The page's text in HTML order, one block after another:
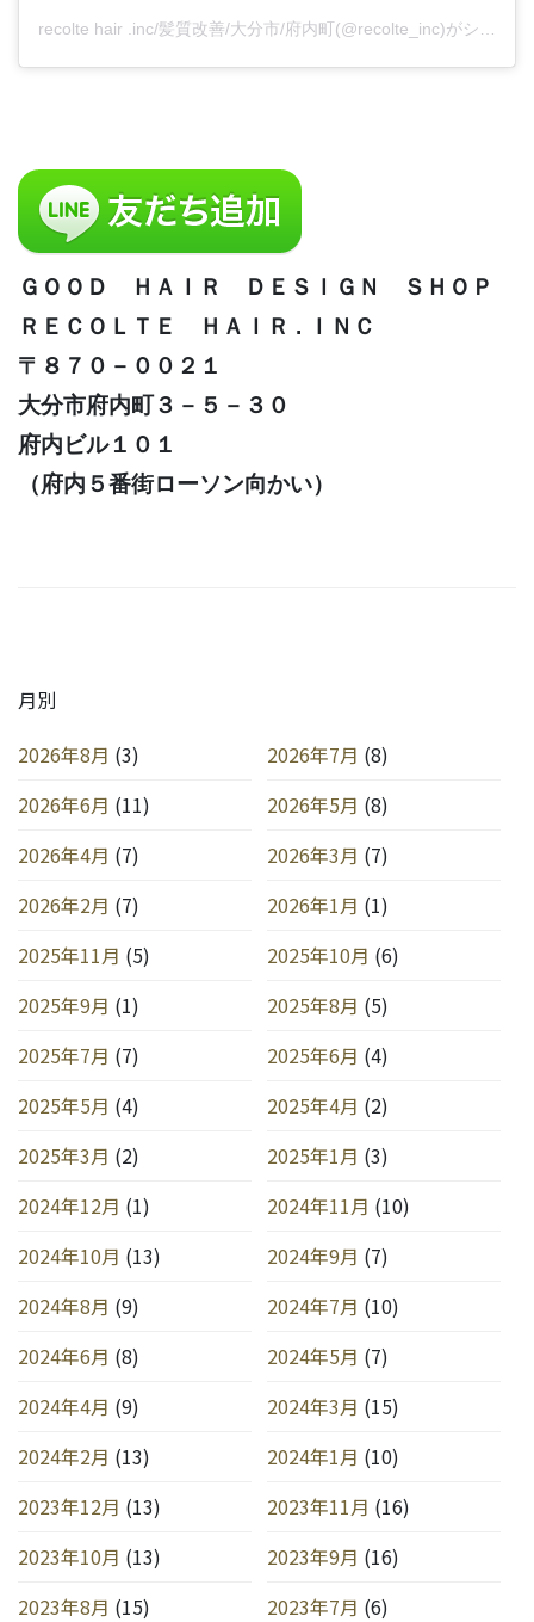
ＧＯＯＤ ＨＡＩＲ ＤＥＳＩＧＮ ＳＨＯＰ
ＲＥＣＯＬＴＥ ＨＡＩＲ . ＩＮＣ
〒８７０－００２１
大分市府内町３－５－３０
府内ビル１０１
（府内５番街ローソン向かい）
月別
2026年8月 (3) 2026年7月 (8)
2026年6月 (11) 2026年5月 (8)
2026年4月 (7) 2026年3月 (7)
2026年2月 (7) 2026年1月 (1)
2025年11月 (5) 2025年10月 (6)
2025年9月 (1) 2025年8月 (5)
2025年7月 (7) 2025年6月 (4)
2025年5月 (4) 2025年4月 (2)
2025年3月 (2) 2025年1月 (3)
2024年12月 (1) 2024年11月 (10)
2024年10月 (13) 2024年9月 (7)
2024年8月 (9) 2024年7月 (10)
2024年6月 (8) 2024年5月 (7)
2024年4月 (9) 2024年3月 (15)
2024年2月 (13) 2024年1月 (10)
2023年12月 (13) 2023年11月 (16)
2023年10月 (13) 2023年9月 (16)
2023年8月 (15) 2023年7月 (6)